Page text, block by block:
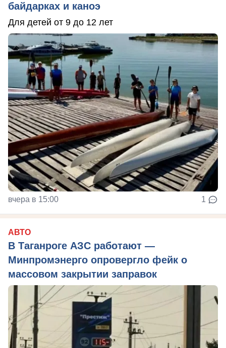
байдарках и каноэ
Для детей от 9 до 12 лет
вчера в 15:00 1
АВТО
В Таганроге АЗС работают —
Минпромэнерго опровергло фейк о
массовом закрытии заправок